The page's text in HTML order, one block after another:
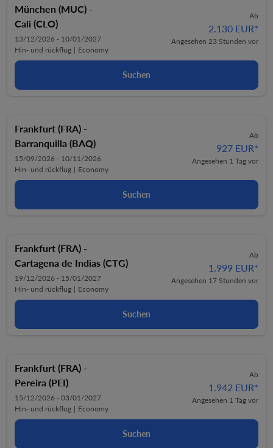
München (MUC) -
Cali (CLO)
13/12/2026 - 10/01/2027
Hin- und rückflug | Economy
Ab
2.130 EUR*
Angesehen 23 Stunden vor
Suchen
Frankfurt (FRA) -
Barranquilla (BAQ)
15/09/2026 - 10/11/2026
Hin- und rückflug | Economy
Ab
927 EUR*
Angesehen 1 Tag vor
Suchen
Frankfurt (FRA) -
Cartagena de Indias (CTG)
19/12/2026 - 15/01/2027
Hin- und rückflug | Economy
Ab
1.999 EUR*
Angesehen 17 Stunden vor
Suchen
Frankfurt (FRA) -
Pereira (PEI)
15/12/2026 - 03/01/2027
Hin- und rückflug | Economy
Ab
1.942 EUR*
Angesehen 1 Tag vor
Suchen